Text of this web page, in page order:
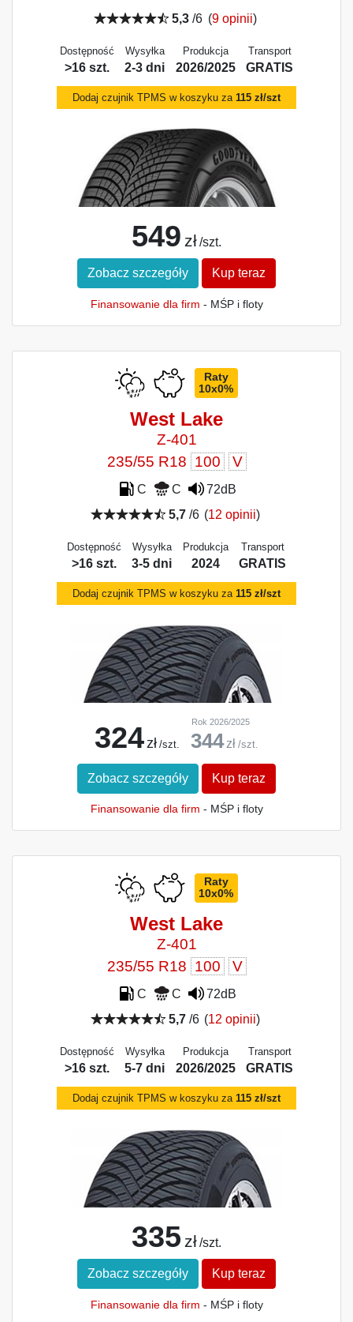
5,3 /6 (9 opinii)
Dostępność
>16 szt.
Wysyłka
2-3 dni
Produkcja
2026/2025
Transport
GRATIS
Dodaj czujnik TPMS w koszyku za 115 zł/szt
549 zł /szt.
Zobacz szczegóły Kup teraz
Finansowanie dla firm - MŚP i floty
Raty
10x0%
West Lake
Z-401
235/55 R18 100 V
C C
72dB
5,7/6 (12 opinii)
Dostępność
>16 szt.
Wysyłka
3-5 dni
Produkcja
2024
Transport
GRATIS
Dodaj czujnik TPMS w koszyku za 115 zł/szt
324 zł /szt.
Rok 2026/2025
344 zł /szt.
Zobacz szczegóły Kup teraz
Finansowanie dla firm - MŚP i floty
Raty
10x0%
West Lake
Z-401
235/55 R18 100 V
C C
72dB
5,7/6 (12 opinii)
Dostępność
>16 szt.
Wysyłka
5-7 dni
Produkcja
2026/2025
Transport
GRATIS
Dodaj czujnik TPMS w koszyku za 115 zł/szt
335 zł /szt.
Zobacz szczegóły Kup teraz
Finansowanie dla firm - MŚP i floty